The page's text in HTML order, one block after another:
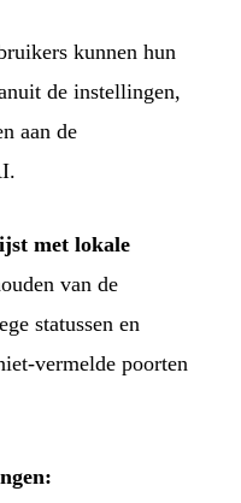
kunnen hun
de instellingen,
aan de
met lokale
van de
statussen en
vermelde poorten